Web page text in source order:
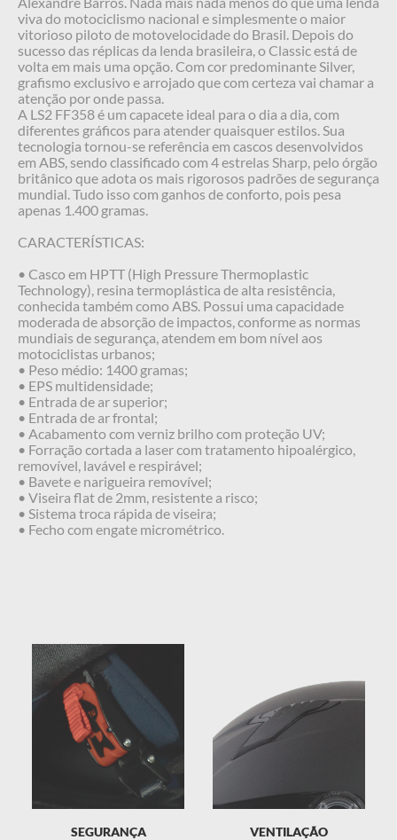
viva do motociclismo nacional e simplesmente o maior
vitorioso piloto de motovelocidade do Brasil. Depois do
sucesso das réplicas da lenda brasileira, o Classic está de
volta em mais uma opção. Com cor predominante Silver,
grafismo exclusivo e arrojado que com certeza vai chamar a
atenção por onde passa.
A LS2 FF358 é um capacete ideal para o dia a dia, com
diferentes gráficos para atender quaisquer estilos. Sua
tecnologia tornou-se referência em cascos desenvolvidos
em ABS, sendo classificado com 4 estrelas Sharp, pelo órgão
britânico que adota os mais rigorosos padrões de segurança
mundial. Tudo isso com ganhos de conforto, pois pesa
apenas 1.400 gramas.
CARACTERÍSTICAS:
• Casco em HPTT (High Pressure Thermoplastic
Technology), resina termoplástica de alta resistência,
conhecida também como ABS. Possui uma capacidade
moderada de absorção de impactos, conforme as normas
mundiais de segurança, atendem em bom nível aos
motociclistas urbanos;
• Peso médio: 1400 gramas;
• EPS multidensidade;
• Entrada de ar superior;
• Entrada de ar frontal;
• Acabamento com verniz brilho com proteção UV;
• Forração cortada a laser com tratamento hipoalérgico,
removível, lavável e respirável;
• Bavete e narigueira removível;
• Viseira flat de 2mm, resistente a risco;
• Sistema troca rápida de viseira;
• Fecho com engate micrométrico.
SEGURANÇA VENTILAÇÃO